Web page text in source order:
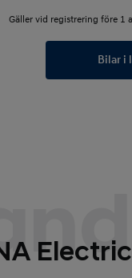
Gäller vid registrering före 1
Bilar i